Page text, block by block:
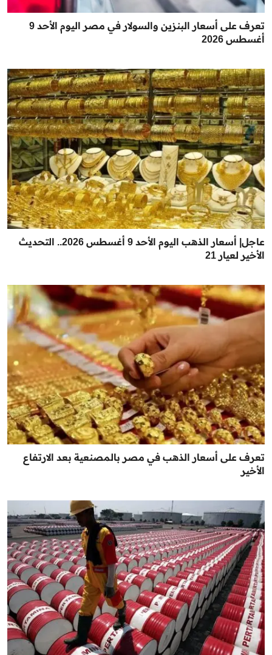
تعرف على أسعار البنزين والسولار في مصر اليوم الأحد 9
أغسطس 2026
عاجل| أسعار الذهب اليوم الأحد 9 أغسطس 2026.. التحديث
الأخير لعيار 21
تعرف على أسعار الذهب في مصر بالمصنعية بعد الارتفاع
الأخير